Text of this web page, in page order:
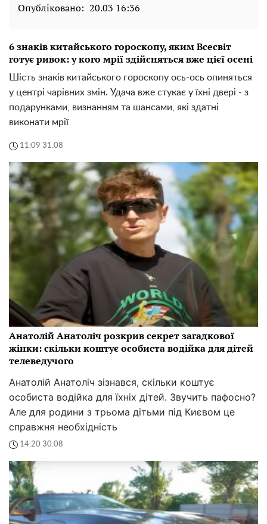
Опубліковано: 20.03 16:36
6 знаків китайського гороскопу, яким Всесвіт
готує ривок: у кого мрії здійсняться вже цієї осені
Шість знаків китайського гороскопу ось-ось опиняться
у центрі чарівних змін. Удача вже стукає у їхні двері - з
подарунками, визнанням та шансами, які здатні
виконати мрії
11:09 31.08
Анатолій Анатоліч розкрив секрет загадкової
жінки: скільки коштує особиста водійка для дітей
телеведучого
Анатолій Анатоліч зізнався, скільки коштує
особиста водійка для їхніх дітей. Звучить пафосно?
Але для родини з трьома дітьми під Києвом це
справжня необхідність
14:20 30.08